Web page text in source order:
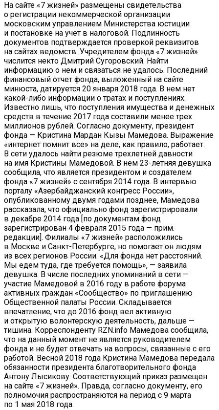
На сайте «7 жизней» размещены свидетельства
о регистрации некоммерческой организации
московским управлением Министерства юстиции
и постановке на учет в налоговой. Подлинность
документов подтверждается проверкой реквизитов
на сайтах ведомств. Учредителем фонда «7 жизней»
числится некто Дмитрий Сугоровский. Найти
информацию о нем и связаться не удалось. Последний
финансовый отчет фонда, выложенный на сайте
минюста, датируется 20 января 2018 года. В нем нет
какой-либо информации о тратах и поступлениях.
Известно лишь, что поступления имущества и денежных
средств в течение 2017 года составили менее трех
миллионов рублей. Согласно документу, президент
фонда — Кристина Мардан Кызы Мамедова. Выражение
«интернет помнит все» на деле, как правило, работает.
В сети удалось найти резюме трехлетней давности
на имя Кристины Мамедовой. В нем 23-летняя девушка
сообщила, что является президентом и создателем
фонда «7 жизней» с сентября 2014 года. В интервью
порталу «Азербайджанский конгресс России»,
опубликованному двумя годами позднее, Мамедова
рассказала, что официально фонд зарегистрировали
в декабре 2014 года [по документам фонд
зарегистрирован 4 февраля 2015 года — прим.
редакции]. Филиалы «7 жизней» расположились
в Москве и Санкт-Петербурге, но помогает он людям
из всех регионов России. «Для фонда нет расстояний.
Мы едем туда, где требуется помощь», — заявила
девушка. В числе последних упоминаний в сети —
участие Мамедовой в 2016 году в работе форума
активных граждан «Сообщество» по приглашению
Общественной палаты России. Складывается
впечатление, что до 2016 фонд вел активную
и открытую волонтерскую деятельность, дальше —
тишина. Корреспонденту RZN.info Мамедова сообщила,
что на данный момент не является руководителем
фонда и не будет отвечать на вопросы, связанные с его
работой. Весной 2018 года Кристина Мамедова передала
обязанности президента благотворительного фонда
Антону Лысикову. Соответствующий приказ размещен
на сайте «7 жизней». Правда, согласно документу, его
полномочия распространяются на период с 9 марта
по 1 мая 2018 года.